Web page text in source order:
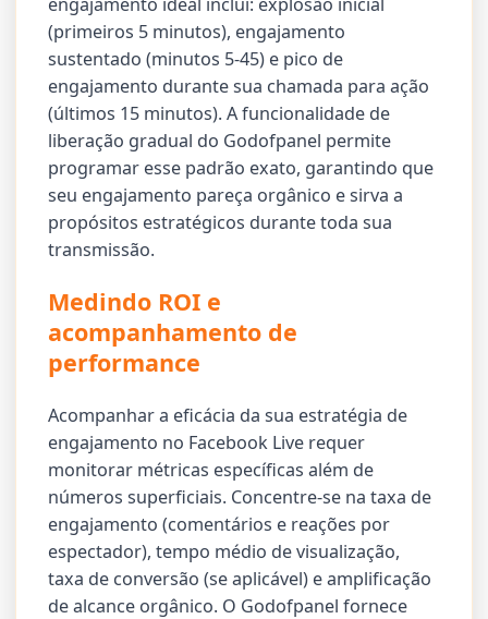
(primeiros 5 minutos), engajamento
sustentado (minutos 5-45) e pico de
engajamento durante sua chamada para ação
(últimos 15 minutos). A funcionalidade de
liberação gradual do Godofpanel permite
programar esse padrão exato, garantindo que
seu engajamento pareça orgânico e sirva a
propósitos estratégicos durante toda sua
transmissão.
Medindo ROI e
acompanhamento de
performance
Acompanhar a eficácia da sua estratégia de
engajamento no Facebook Live requer
monitorar métricas específicas além de
números superficiais. Concentre-se na taxa de
engajamento (comentários e reações por
espectador), tempo médio de visualização,
taxa de conversão (se aplicável) e amplificação
de alcance orgânico. O Godofpanel fornece